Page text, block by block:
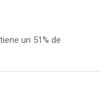
un 51% de